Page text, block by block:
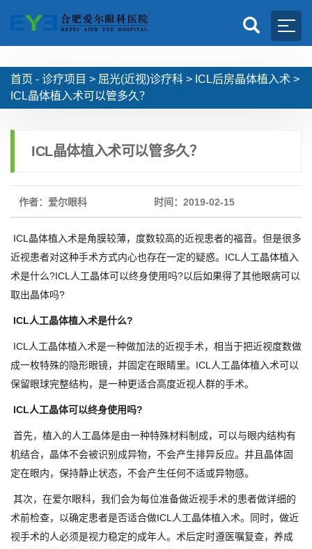
首页 - 诊疗项目 > 屈光(近视)诊疗科 > ICL后房晶体植入术 >
ICL晶体植入术可以管多久？
ICL晶体植入术可以管多久？
作者：爱尔眼科 时间：2019-02-15
ICL晶体植入术是角膜较薄，度数较高的近视患者的福音。但是很多
近视患者对这种手术方式内心也存在一定的疑惑。ICL人工晶体植入
术是什么?ICL人工晶体可以终身使用吗?以后如果得了其他眼病可以
取出晶体吗?
ICL人工晶体植入术是什么?
ICL人工晶体植入术是一种做加法的近视手术，相当于把近视度数做
成一枚特殊的隐形眼镜，并固定在眼睛里。ICL人工晶体植入术可以
保留眼球完整结构，是一种更适合高度近视人群的手术。
ICL人工晶体可以终身使用吗?
首先，植入的人工晶体是由一种特殊材料制成，可以与眼内结构有
机结合，晶体不会被识别成异物，不会产生排异反应。并且晶体固
定在眼内，保持静止状态，不会产生任何不适或异物感。
其次，在爱尔眼科，我们会为每位准备做近视手术的患者做详细的
术前检查，以确定患者是否适合做ICL人工晶体植入术。同时，做近
视手术的人必须是视力稳定的成年人。术后定时遵医嘱复查，养成